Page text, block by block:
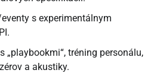
s experimentálnym
„playbookmi“, tréning personálu,
a akustiky.